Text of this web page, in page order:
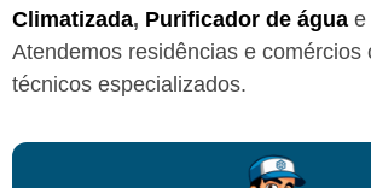
Climatizada, Purificador de água e
Atendemos residências e comércios
técnicos especializados.